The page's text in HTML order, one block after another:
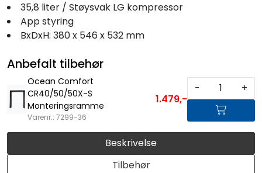
Beskrivelse
Tilbehør
35,8 liter / Støysvak LG kompressor
App styring
BxDxH: 380 x 546 x 532 mm
Anbefalt tilbehør
Ocean Comfort
CR40/50/50X-S
Monteringsramme
Varenr.: 7299-36
1.479,-
- +